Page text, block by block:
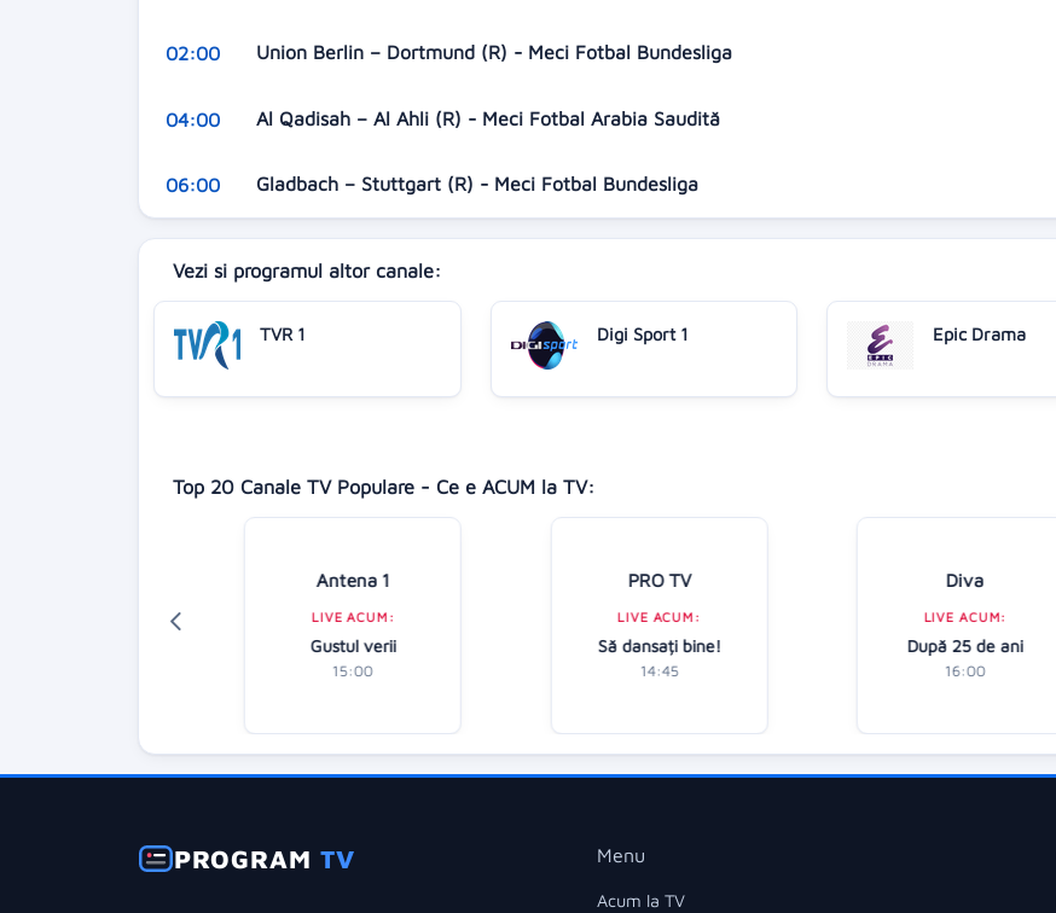
02:00 Union Berlin – Dortmund (R) - Meci Fotbal Bundesliga
04:00 Al Qadisah – Al Ahli (R) - Meci Fotbal Arabia Saudită
06:00 Gladbach – Stuttgart (R) - Meci Fotbal Bundesliga
Vezi si programul altor canale:
TVR 1 Digi Sport 1 Epic Drama
Top 20 Canale TV Populare - Ce e ACUM la TV:
Antena 1
LIVE ACUM:
Gustul verii
15:00
PRO TV
LIVE ACUM:
Să dansați bine!
14:45
Diva
LIVE ACUM:
După 25 de ani
16:00
PROGRAMTV Menu
Acum la TV